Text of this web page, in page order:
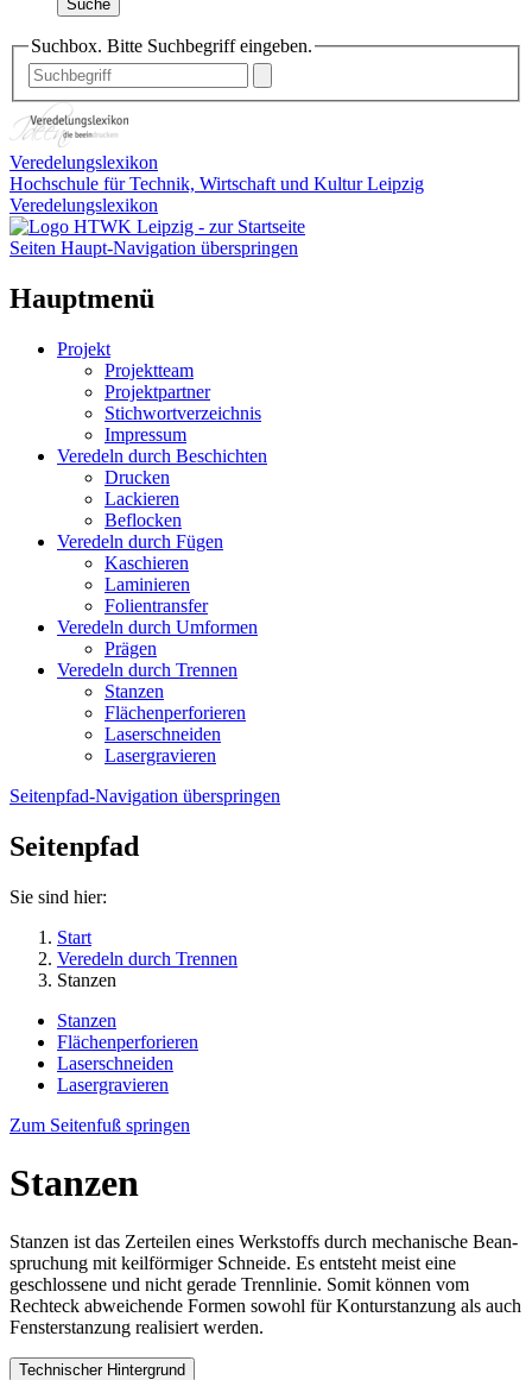
Suche
Suchbox. Bitte Suchbegriff eingeben.
Veredelungslexikon
Hochschule für Technik, Wirtschaft und Kultur Leipzig
Veredelungslexikon
Seiten Haupt-Navigation überspringen
Hauptmenü
Projekt
Projektteam
Projektpartner
Stichwortverzeichnis
Impressum
Veredeln durch Beschichten
Drucken
Lackieren
Beflocken
Veredeln durch Fügen
Kaschieren
Laminieren
Folientransfer
Veredeln durch Umformen
Prägen
Veredeln durch Trennen
Stanzen
Flächenperforieren
Laserschneiden
Lasergravieren
Seitenpfad-Navigation überspringen
Seitenpfad
Sie sind hier:
Start
Veredeln durch Trennen
Stanzen
Stanzen
Flächenperforieren
Laserschneiden
Lasergravieren
Zum Seitenfuß springen
Stanzen
Stanzen ist das Zerteilen eines Werkstoffs durch mechanische Be­an­
spru­chung mit keilförmiger Schneide. Es entsteht meist eine
geschlossene und nicht gerade Trennlinie. Somit können vom
Rechteck abweichende Formen sowohl für Konturstanzung als auch
Fensterstanzung realisiert werden.
Technischer Hintergrund